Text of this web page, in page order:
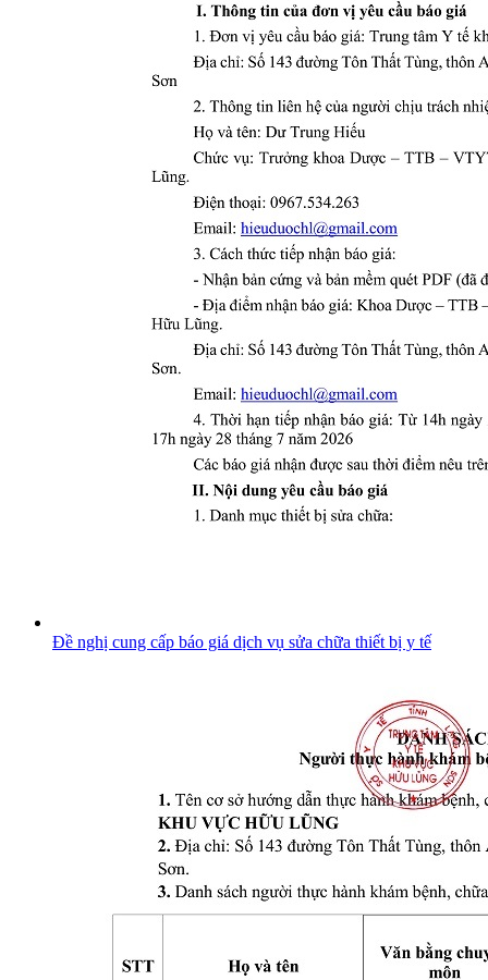
Đề nghị cung cấp báo giá dịch vụ sửa chữa thiết bị y tế